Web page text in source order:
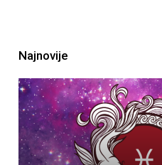
Najnovije